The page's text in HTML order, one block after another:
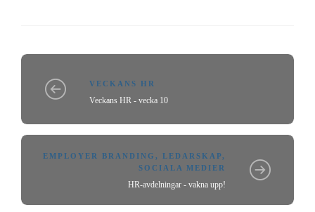
VECKANS HR
Veckans HR - vecka 10
EMPLOYER BRANDING , LEDARSKAP,
SOCIALA MEDIER
HR-avdelningar - vakna upp!